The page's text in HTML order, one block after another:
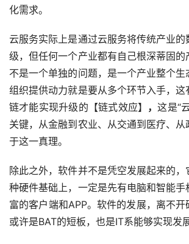
化需求。
云服务实际上是通过云服务将传统产业
级，但任何一个产业都有自己根深蒂固的
不是一个单独的问题，是一个产业整个
组织提供动力就是要从多个环节入手，这
链才能实现升级的【链式效应】 ，这是“
关键，从金融到农业、从交通到医疗、从
于这一真理。
除此之外，软件并不是凭空发展起来的
种硬件基础上，一定是先有电脑和智能
富的客户端和APP。软件的发展，离不
或许是BAT的短板，也是IT系能够实现发